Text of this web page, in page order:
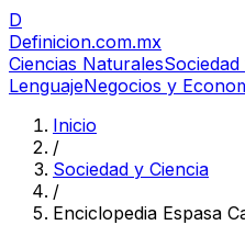
D
Definicion.com.mx
Ciencias Naturales
LenguajeNegocios y
Inicio
/
Sociedad y Ciencia
/
Enciclopedia Espasa